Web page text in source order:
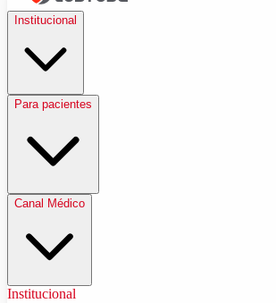
Institucional
Para pacientes
Canal Médico
Institucional